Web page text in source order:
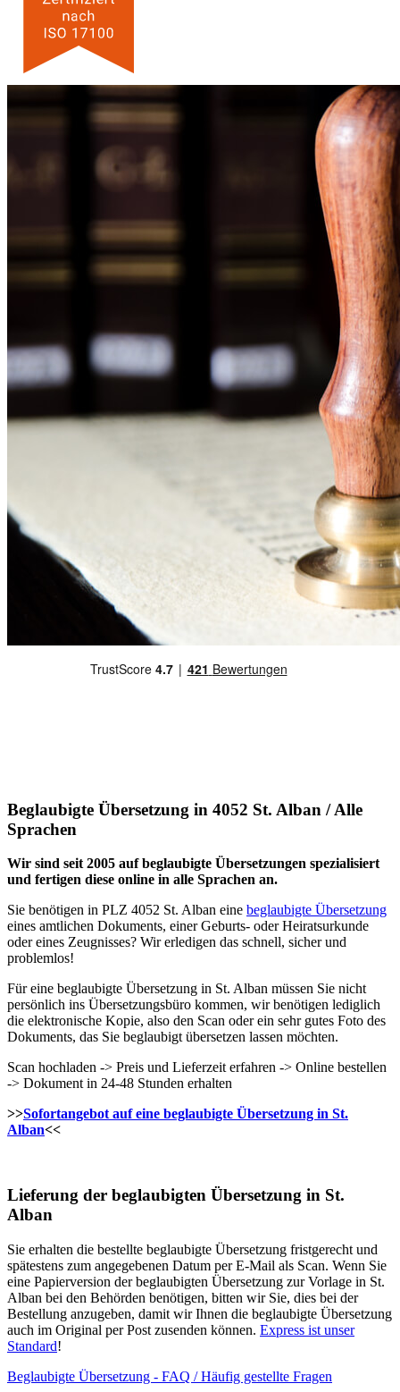
Beglaubigte Übersetzung in 4052 St. Alban / Alle
Sprachen
Wir sind seit 2005 auf beglaubigte Übersetzungen spezialisiert
und fertigen diese online in alle Sprachen an.
Sie benötigen in PLZ 4052 St. Alban eine beglaubigte Übersetzung
eines amtlichen Dokuments, einer Geburts- oder Heiratsurkunde
oder eines Zeugnisses? Wir erledigen das schnell, sicher und
problemlos!
Für eine beglaubigte Übersetzung in St. Alban müssen Sie nicht
persönlich ins Übersetzungsbüro kommen, wir benötigen lediglich
die elektronische Kopie, also den Scan oder ein sehr gutes Foto des
Dokuments, das Sie beglaubigt übersetzen lassen möchten.
Scan hochladen -> Preis und Lieferzeit erfahren -> Online bestellen
-> Dokument in 24-48 Stunden erhalten
>>Sofortangebot auf eine beglaubigte Übersetzung in St.
Alban<<
Lieferung der beglaubigten Übersetzung in St.
Alban
Sie erhalten die bestellte beglaubigte Übersetzung fristgerecht und
spätestens zum angegebenen Datum per E-Mail als Scan. Wenn Sie
eine Papierversion der beglaubigten Übersetzung zur Vorlage in St.
Alban bei den Behörden benötigen, bitten wir Sie, dies bei der
Bestellung anzugeben, damit wir Ihnen die beglaubigte Übersetzung
auch im Original per Post zusenden können. Express ist unser
Standard!
Beglaubigte Übersetzung - FAQ / Häufig gestellte Fragen